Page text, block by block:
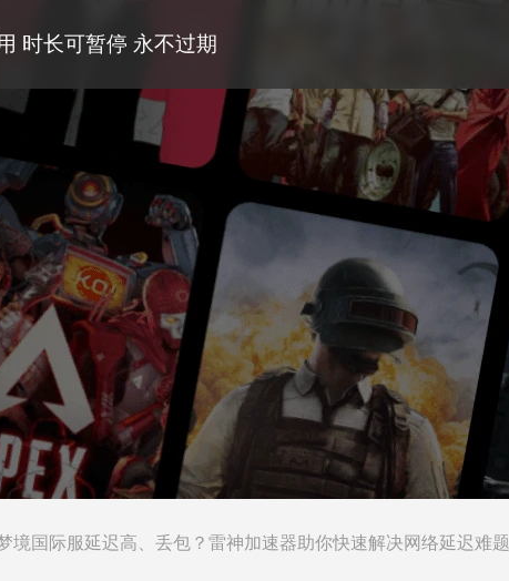
时长可暂停 永不过期
境国际服延迟高、丢包？雷神加速器助你快速解决网络延迟难题